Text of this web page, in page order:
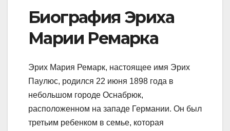
Биография Эриха
Марии Ремарка
Эрих Мария Ремарк, настоящее имя Эрих
Паулюс, родился 22 июня 1898 года в
небольшом городе Оснабрюк,
расположенном на западе Германии. Он был
третьим ребенком в семье, которая